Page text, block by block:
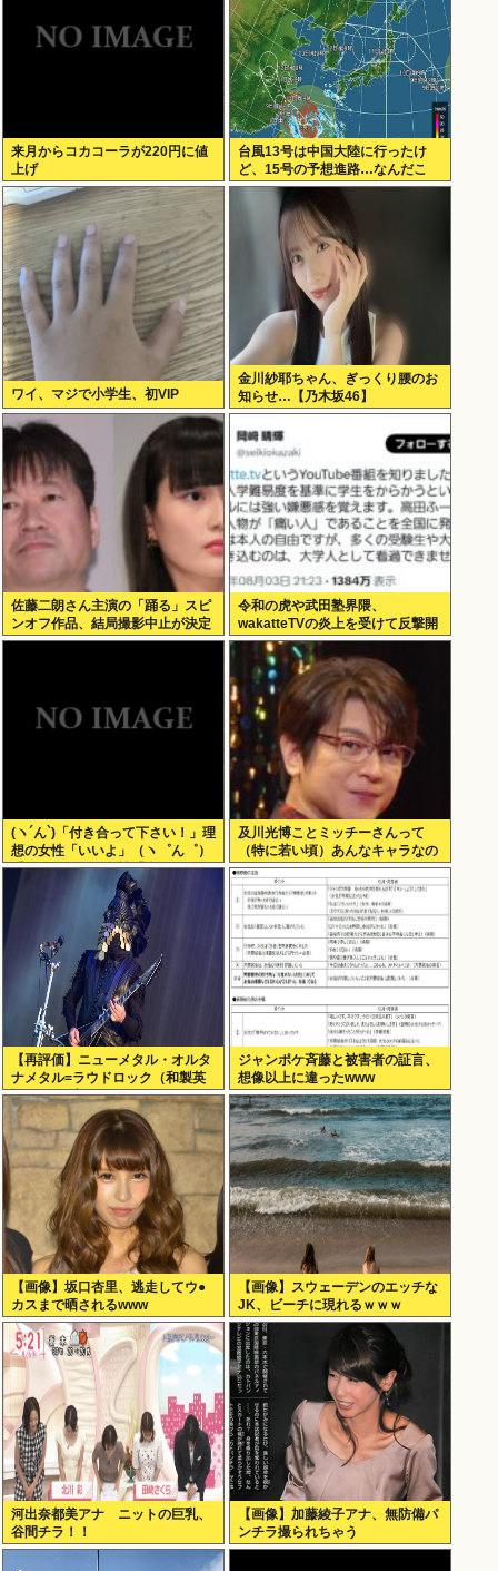
来月からコカコーラが220円に値
上げ
台風13号は中国大陸に行ったけ
ど、15号の予想進路…なんだこ
れ？
ワイ、マジで小学生、初VIP
金川紗耶ちゃん、ぎっくり腰のお
知らせ…【乃木坂46】
佐藤二朗さん主演の「踊る」スピ
ンオフ作品、結局撮影中止が決定
www
令和の虎や武田塾界隈、
wakatteTVの炎上を受けて反撃開
始
(ヽ´ん`)「付き合って下さい！」理
想の女性「いいよ」（ヽ゜ん゜）
「ほんと！？」女性「私のうんち
食べたらね」
及川光博ことミッチーさんって
（特に若い頃）あんなキャラなの
にあんまアンチおらんよな、男で
も
【再評価】ニューメタル・オルタ
ナメタル=ラウドロック（和製英
語）がZに刺さってるらしい。お
前らがキッズの頃好きだったバン
ドは何？
ジャンポケ斉藤と被害者の証言、
想像以上に違ったwww
【画像】坂口杏里、逃走してウ●
カスまで晒されるwww
【画像】スウェーデンのエッチな
JK、ビーチに現れるｗｗｗ
河出奈都美アナ ニットの巨乳、
谷間チラ！！
【画像】加藤綾子アナ、無防備パ
ンチラ撮られちゃう